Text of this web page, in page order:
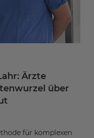
Ärzte
über
für komplexen